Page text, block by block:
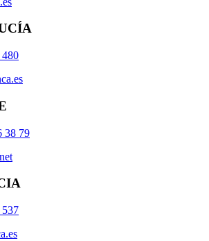
38 79